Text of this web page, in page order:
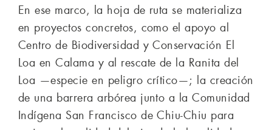
En ese marco, la hoja de ruta se materializa
en proyectos concretos, como el apoyo al
Centro de Biodiversidad y Conservación El
Loa en Calama y al rescate de la Ranita del
Loa —especie en peligro crítico—; la creación
de una barrera arbórea junto a la Comunidad
Indígena San Francisco de Chiu-Chiu para